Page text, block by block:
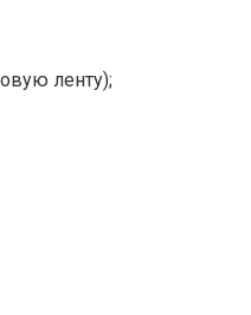
ленту);